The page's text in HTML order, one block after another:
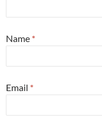
Name *
Email *